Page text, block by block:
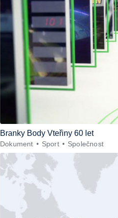
Branky Body Vteřiny 60 let
Dokument Sport Společnost